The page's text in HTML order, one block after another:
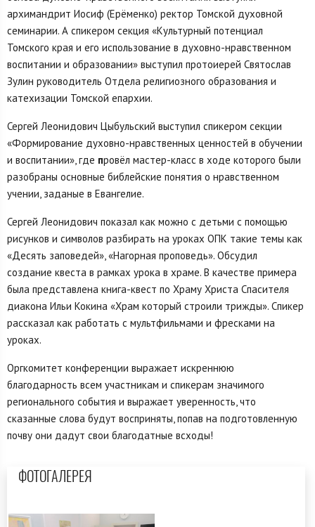
архимандрит Иосиф (Ерёменко) ректор Томской духовной
семинарии. А спикером секция «Культурный потенциал
Томского края и его использование в духовно-нравственном
воспитании и образовании» выступил протоиерей Святослав
Зулин руководитель Отдела религиозного образования и
катехизации Томской епархии.
Сергей Леонидович Цыбульский выступил спикером секции
«Формирование духовно-нравственных ценностей в обучении
и воспитании», где провёл мастер-класс в ходе которого были
разобраны основные библейские понятия о нравственном
учении, заданые в Евангелие.
Сергей Леонидович показал как можно с детьми с помощью
рисунков и символов разбирать на уроках ОПК такие темы как
«Десять заповедей», «Нагорная проповедь». Обсудил
создание квеста в рамках урока в храме. В качестве примера
была представлена книга-квест по Храму Христа Спасителя
диакона Ильи Кокина «Храм который строили трижды». Спикер
рассказал как работать с мультфильмами и фресками на
уроках.
Оргкомитет конференции выражает искреннюю
благодарность всем участникам и спикерам значимого
регионального события и выражает уверенность, что
сказанные слова будут восприняты, попав на подготовленную
почву они дадут свои благодатные всходы!
ФОТОГАЛЕРЕЯ